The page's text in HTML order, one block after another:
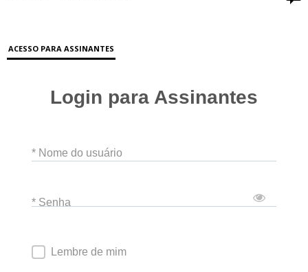
ACESSO PARA ASSINANTES
Login para Assinantes
* Nome do usuário
* Senha
Lembre de mim